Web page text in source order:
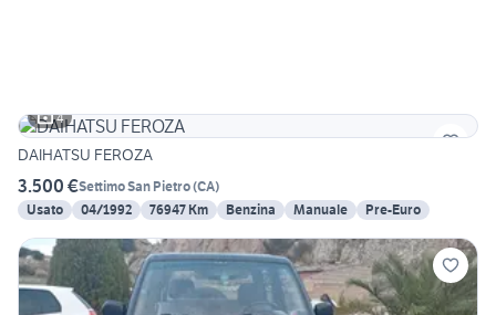
4
DAIHATSU FEROZA
3.500 €Settimo San Pietro(CA)
Usato
04/1992 76947 Km Benzina Manuale Pre-Euro